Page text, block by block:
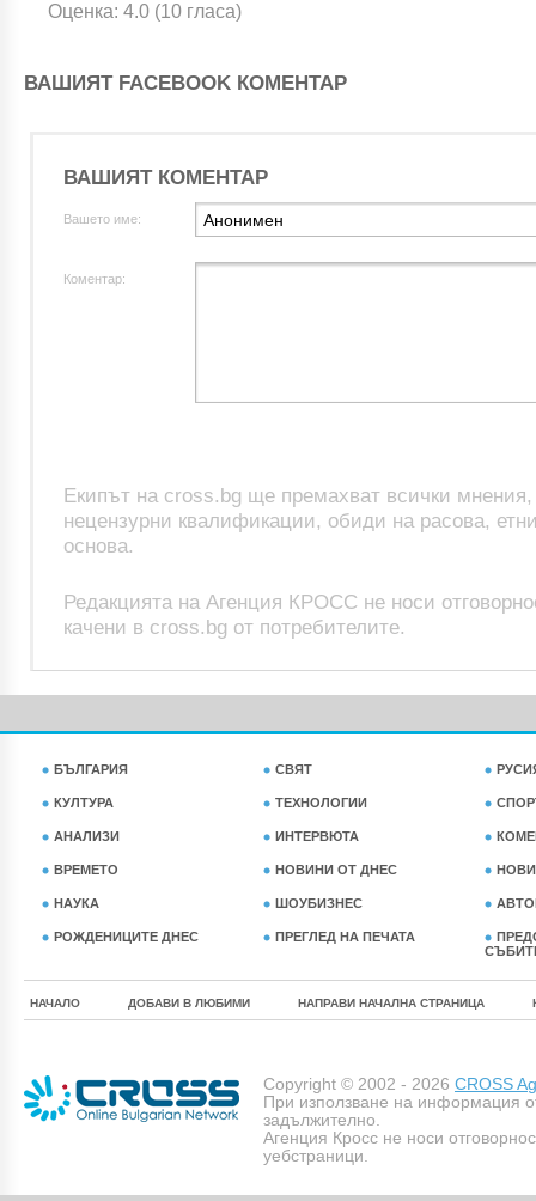
Оценка: 4.0 (10 гласа)
ВАШИЯТ FACEBOOK КОМЕНТАР
ВАШИЯТ КОМЕНТАР
Вашето име:
Коментар:
Екипът на cross.bg ще премахват всички
нецензурни квалификации, обиди на расова,
основа.
Редакцията на Агенция КРОСС не носи
качени в cross.bg от потребителите.
БЪЛГАРИЯ СВЯТ
КУЛТУРА ТЕХНОЛОГИИ
АНАЛИЗИ ИНТЕРВЮТА
ВРЕМЕТО НОВИНИ ОТ ДНЕС
НАУКА ШОУБИЗНЕС
РОЖДЕНИЦИТЕ ДНЕС ПРЕГЛЕД НА ПЕЧАТА
НАЧАЛО ДОБАВИ В ЛЮБИМИ НАПРАВИ НАЧАЛНА СТРАНИЦА
Copyright © 2002 - 2026 CROSS
При използване на информация
задължително.
Агенция Кросс не носи
уебстраници.